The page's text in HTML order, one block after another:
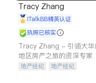
Tracy Zhang
iTalkBB精英认证
执照已核实
Tracy Zhang - 引领大华
地区房产之旅的资深专家
地产经纪
地产经纪